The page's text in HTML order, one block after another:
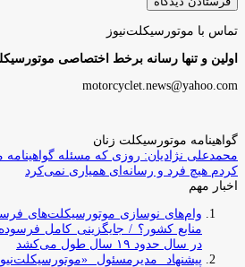
تماس با موتورسیکلت‌نیوز
اولین و تنها رسانه برخط اختصاصی
motorcyclet.news@yahoo.com
گواهینامه موتورسیکلت زنان
محمدعلی نژادیان: روزی که مسئله
کردم هیچ فرد و رسانه‌ای همیاری نمی‌کرد
اخبار مهم
وام‌های نوسازی موتورسیکلت‌های
در سال حدود ۱۹ سال طول می‌کشد
پیشنهاد مدیرمسئول